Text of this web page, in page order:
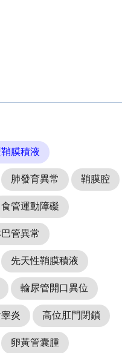
膜積液
肺發育異常 鞘膜腔
食管運動障礙
管異常
先天性鞘膜積液
輸尿管開口異位
炎 高位肛門閉鎖
卵黃管囊腫